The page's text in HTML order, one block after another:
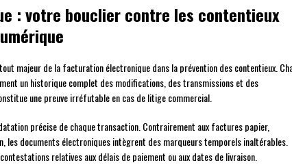
: votre bouclier contre les contentieux
majeur de la facturation électronique dans la prévention des contentieux.
un historique complet des modifications, des transmissions et des
une preuve irréfutable en cas de litige commercial.
précise de chaque transaction. Contrairement aux factures papier,
les documents électroniques intègrent des marqueurs temporels inaltérables.
relatives aux délais de paiement ou aux dates de livraison.